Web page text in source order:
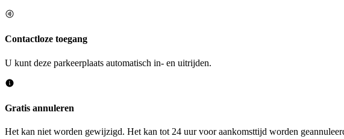
Contactloze toegang
U kunt deze parkeerplaats automatisch in- en uitrijden.
Gratis annuleren
Het kan niet worden gewijzigd. Het kan tot 24 uur voor aankomsttijd worden